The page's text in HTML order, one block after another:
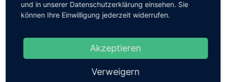
und in unserer Datenschutzerklärung einsehen. Sie
können Ihre Einwilligung jederzeit widerrufen.
Akzeptieren
Verweigern